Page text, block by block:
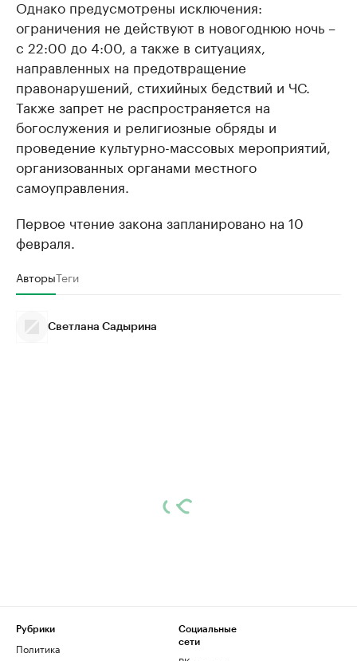
Однако предусмотрены исключения:
ограничения не действуют в новогоднюю ночь –
с 22:00 до 4:00, а также в ситуациях,
направленных на предотвращение
правонарушений, стихийных бедствий и ЧС.
Также запрет не распространяется на
богослужения и религиозные обряды и
проведение культурно-массовых мероприятий,
организованных органами местного
самоуправления.
Первое чтение закона запланировано на 10
февраля.
АвторыТеги
Светлана Садырина
Рубрики
Политика
Социальные
сети